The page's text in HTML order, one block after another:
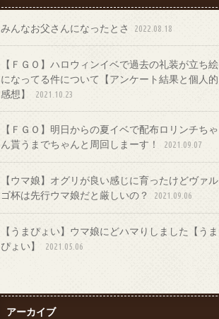
みんなお父さんになったとさ 2022.08.18
【ＦＧＯ】ハロウィンイベで過去の礼装が立ち絵
になってる件について【アンケート結果と個人的
感想】
2021.10.23
【ＦＧＯ】明日からの夏イベで配布ロリンチちゃ
ん貰うまでちゃんと周回しまーす！
2021.09.07
【ウマ娘】オグリが良い感じに育ったけどヴァル
ゴ杯は先行ウマ娘だと厳しいの？
2021.09.06
【うまぴょい】ウマ娘にどハマりしました【うま
ぴょい】
2021.05.06
アーカイブ